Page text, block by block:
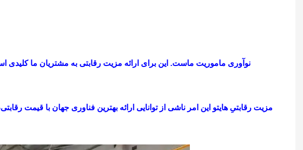
نوآوری ماموریت ماست. این برای ارائه مزیت رقابتی به مشتریان ما کلیدی
مزیت رقابتیِ هایتو این امر ناشی از توانایی ارائه بهترین فناوری جهان با قیمت